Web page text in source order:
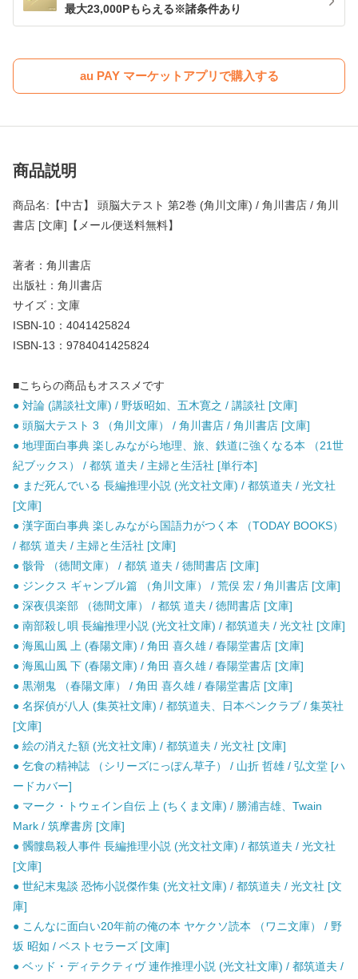
最大23,000Pもらえる※諸条件あり
au PAY マーケットアプリで購入する
商品説明
商品名:【中古】 頭脳大テスト 第2巻 (角川文庫) / 角川書店 / 角川
書店 [文庫]【メール便送料無料】
著者：角川書店
出版社：角川書店
サイズ：文庫
ISBN-10：4041425824
ISBN-13：9784041425824
■こちらの商品もオススメです
● 対論 (講談社文庫) / 野坂昭如、五木寛之 / 講談社 [文庫]
● 頭脳大テスト 3 （角川文庫） / 角川書店 / 角川書店 [文庫]
● 地理面白事典 楽しみながら地理、旅、鉄道に強くなる本 （21世
紀ブックス） / 都筑 道夫 / 主婦と生活社 [単行本]
● まだ死んでいる 長編推理小説 (光文社文庫) / 都筑道夫 / 光文社
[文庫]
● 漢字面白事典 楽しみながら国語力がつく本 （TODAY BOOKS）
/ 都筑 道夫 / 主婦と生活社 [文庫]
● 骸骨 （徳間文庫） / 都筑 道夫 / 徳間書店 [文庫]
● ジンクス ギャンブル篇 （角川文庫） / 荒俣 宏 / 角川書店 [文庫]
● 深夜倶楽部 （徳間文庫） / 都筑 道夫 / 徳間書店 [文庫]
● 南部殺し唄 長編推理小説 (光文社文庫) / 都筑道夫 / 光文社 [文庫]
● 海風山風 上 (春陽文庫) / 角田 喜久雄 / 春陽堂書店 [文庫]
● 海風山風 下 (春陽文庫) / 角田 喜久雄 / 春陽堂書店 [文庫]
● 黒潮鬼 （春陽文庫） / 角田 喜久雄 / 春陽堂書店 [文庫]
● 名探偵が八人 (集英社文庫) / 都筑道夫、日本ペンクラブ / 集英社
[文庫]
● 絵の消えた額 (光文社文庫) / 都筑道夫 / 光文社 [文庫]
● 乞食の精神誌 （シリーズにっぽん草子） / 山折 哲雄 / 弘文堂 [ハ
ードカバー]
● マーク・トウェイン自伝 上 (ちくま文庫) / 勝浦吉雄、Twain
Mark / 筑摩書房 [文庫]
● 髑髏島殺人事件 長編推理小説 (光文社文庫) / 都筑道夫 / 光文社
[文庫]
● 世紀末鬼談 恐怖小説傑作集 (光文社文庫) / 都筑道夫 / 光文社 [文
庫]
● こんなに面白い20年前の俺の本 ヤケクソ読本 （ワニ文庫） / 野
坂 昭如 / ベストセラーズ [文庫]
● ベッド・ディテクティヴ 連作推理小説 (光文社文庫) / 都筑道夫 /